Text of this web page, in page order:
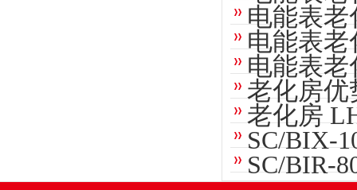
电能表老
电能表老
电能表老
老化房优
老化房
SC/BIX-
SC/BIR-